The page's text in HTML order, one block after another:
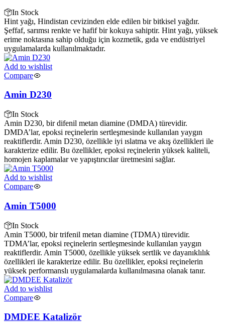
In Stock
Hint yağı, Hindistan cevizinden elde edilen bir bitkisel yağdır.
Şeffaf, sarımsı renkte ve hafif bir kokuya sahiptir. Hint yağı, yüksek
erime noktasına sahip olduğu için kozmetik, gıda ve endüstriyel
uygulamalarda kullanılmaktadır.
Add to wishlist
Compare
Amin D230
In Stock
Amin D230, bir difenil metan diamine (DMDA) türevidir.
DMDA’lar, epoksi reçinelerin sertleşmesinde kullanılan yaygın
reaktiflerdir. Amin D230, özellikle iyi ıslatma ve akış özellikleri ile
karakterize edilir. Bu özellikler, epoksi reçinelerin yüksek kaliteli,
homojen kaplamalar ve yapıştırıcılar üretmesini sağlar.
Add to wishlist
Compare
Amin T5000
In Stock
Amin T5000, bir trifenil metan diamine (TDMA) türevidir.
TDMA’lar, epoksi reçinelerin sertleşmesinde kullanılan yaygın
reaktiflerdir. Amin T5000, özellikle yüksek sertlik ve dayanıklılık
özellikleri ile karakterize edilir. Bu özellikler, epoksi reçinelerin
yüksek performanslı uygulamalarda kullanılmasına olanak tanır.
Add to wishlist
Compare
DMDEE Katalizör